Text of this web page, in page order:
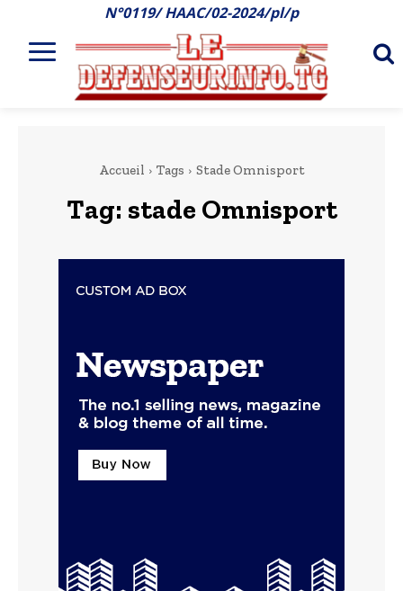
N°0119/ HAAC/02-2024/pl/p
Accueil Tags Stade Omnisport
Tag: stade Omnisport